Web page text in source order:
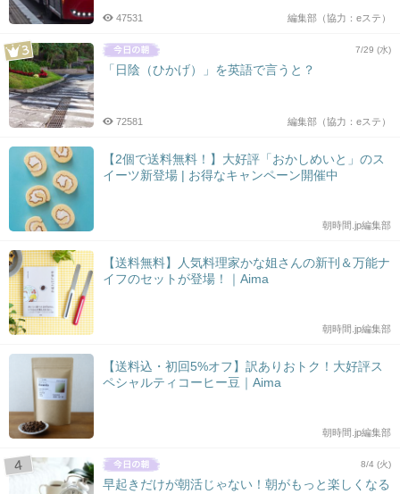
編集部（協力：eステ）
47531
7/29 (水)
「日陰（ひかげ）」を英語で言うと？
編集部（協力：eステ）
72581
【2個で送料無料！】大好評「おかしめいと」のス
イーツ新登場 | お得なキャンペーン開催中
朝時間.jp編集部
【送料無料】人気料理家かな姐さんの新刊＆万能ナ
イフのセットが登場！｜Aima
朝時間.jp編集部
【送料込・初回5%オフ】訳ありおトク！大好評ス
ペシャルティコーヒー豆｜Aima
朝時間.jp編集部
8/4 (火)
早起きだけが朝活じゃない！朝がもっと楽しくなる